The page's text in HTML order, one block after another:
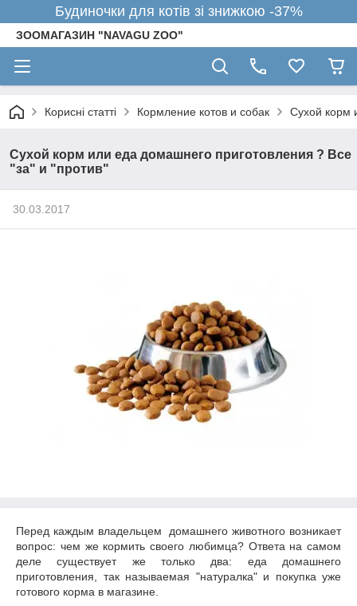
Будиночки для котів зі знижкою -37%
ЗООМАГАЗИН "NAVAGU ZOO"
Корисні статті Кормление котов и собак Сухой корм
Сухой корм или еда домашнего приготовления ? Все
"за" и "против"
30.03.2017
Перед каждым владельцем домашнего животного возникает
вопрос: чем же кормить своего любимца? Ответа на самом
деле существует же только два: еда домашнего
приготовления, так называемая "натуралка" и покупка уже
готового корма в магазине.